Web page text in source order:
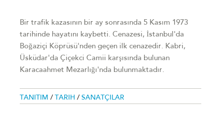
Bir trafik kazasının bir ay sonrasında 5 Kasım 1973
tarihinde hayatını kaybetti. Cenazesi, İstanbul'da
Boğaziçi Köprüsü'nden geçen ilk cenazedir. Kabri,
Üsküdar'da Çiçekci Camii karşısında bulunan
Karacaahmet Mezarlığı'nda bulunmaktadır.
TANITIM / TARIH / SANATÇILAR